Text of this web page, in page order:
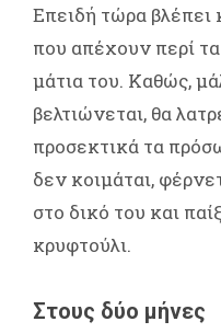
Επειδή τώρα βλέπει
που απέχουν περί
μάτια του. Καθώς,
βελτιώνεται, θα
προσεκτικά τα
δεν κοιμάται,
στο δικό του και
κρυφτούλι.
Στους δύο μήνες